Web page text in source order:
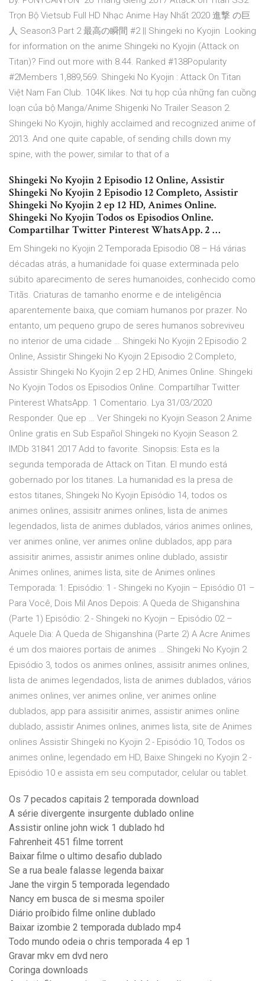
Trọn Bộ Vietsub Full HD Nhạc Anime Hay Nhất 2020 進撃 の巨
人 Season3 Part 2 最高の瞬間 #2 || Shingeki no Kyojin Looking
for information on the anime Shingeki no Kyojin (Attack on
Titan)? Find out more with 8.44. Ranked #138Popularity
#2Members 1,889,569. Shingeki No Kyojin : Attack On Titan
Việt Nam Fan Club. 104K likes. Nơi tụ họp của những fan cuồng
loạn của bộ Manga/Anime Shigenki No Trailer Season 2.
Shingeki No Kyojin, highly acclaimed and recognized anime of
2013. And one quite capable, of sending chills down my
spine, with the power, similar to that of a
Shingeki No Kyojin 2 Episodio 12 Online, Assistir
Shingeki No Kyojin 2 Episodio 12 Completo, Assistir
Shingeki No Kyojin 2 ep 12 HD, Animes Online.
Shingeki No Kyojin Todos os Episodios Online.
Compartilhar Twitter Pinterest WhatsApp. 2 …
Em Shingeki no Kyojin 2 Temporada Episodio 08 – Há várias
décadas atrás, a humanidade foi quase exterminada pelo
súbito aparecimento de seres humanoides, conhecido como
Titãs. Criaturas de tamanho enorme e de inteligência
aparentemente baixa, que comiam humanos por prazer. No
entanto, um pequeno grupo de seres humanos sobreviveu
no interior de uma cidade … Shingeki No Kyojin 2 Episodio 2
Online, Assistir Shingeki No Kyojin 2 Episodio 2 Completo,
Assistir Shingeki No Kyojin 2 ep 2 HD, Animes Online. Shingeki
No Kyojin Todos os Episodios Online. Compartilhar Twitter
Pinterest WhatsApp. 1 Comentario. Lya 31/03/2020
Responder. Que ep … Ver Shingeki no Kyojin Season 2 Anime
Online gratis en Sub Español Shingeki no Kyojin Season 2.
IMDb 31841 2017 Add to favorite. Sinopsis: Esta es la
segunda temporada de Attack on Titan. El mundo está
gobernado por los titanes. La humanidad es la presa de
estos titanes, Shingeki No Kyojin Episódio 14, todos os
animes onlines, assisitr animes onlines, lista de animes
legendados, lista de animes dublados, vários animes onlines,
ver animes online, ver animes online dublados, app para
assisitir animes, assistir animes online dublado, assistir
Animes onlines, animes lista, site de Animes onlines
Temporada: 1: Episódio: 1 - Shingeki no Kyojin – Episódio 01 –
Para Você, Dois Mil Anos Depois: A Queda de Shiganshina
(Parte 1) Episódio: 2 - Shingeki no Kyojin – Episódio 02 –
Aquele Dia: A Queda de Shiganshina (Parte 2) A Acre Animes
é um dos maiores portais de animes … Shingeki No Kyojin 2
Episódio 3, todos os animes onlines, assisitr animes onlines,
lista de animes legendados, lista de animes dublados, vários
animes onlines, ver animes online, ver animes online
dublados, app para assisitir animes, assistir animes online
dublado, assistir Animes onlines, animes lista, site de Animes
onlines Assistir Shingeki no Kyojin 2 - Episódio 10, Todos os
animes online, legendado em HD, Baixe Shingeki no Kyojin 2 -
Episódio 10 e assista em seu computador, celular ou tablet.
Os 7 pecados capitais 2 temporada download
A série divergente insurgente dublado online
Assistir online john wick 1 dublado hd
Fahrenheit 451 filme torrent
Baixar filme o ultimo desafio dublado
Se a rua beale falasse legenda baixar
Jane the virgin 5 temporada legendado
Nancy em busca de si mesma spoiler
Diário proíbido filme online dublado
Baixar izombie 2 temporada dublado mp4
Todo mundo odeia o chris temporada 4 ep 1
Gravar mkv em dvd nero
Coringa downloads